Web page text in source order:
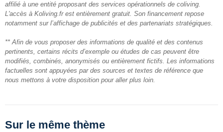
affilié à une entité proposant des services opérationnels de coliving.
L'accès à Koliving.fr est entièrement gratuit. Son financement repose
notamment sur l’affichage de publicités et des partenariats stratégiques.
** Afin de vous proposer des informations de qualité et des contenus
pertinents, certains récits d’exemple ou études de cas peuvent être
modifiés, combinés, anonymisés ou entièrement fictifs. Les informations
factuelles sont appuyées par des sources et textes de référence que
nous mettons à votre disposition pour aller plus loin.
Sur le même thème